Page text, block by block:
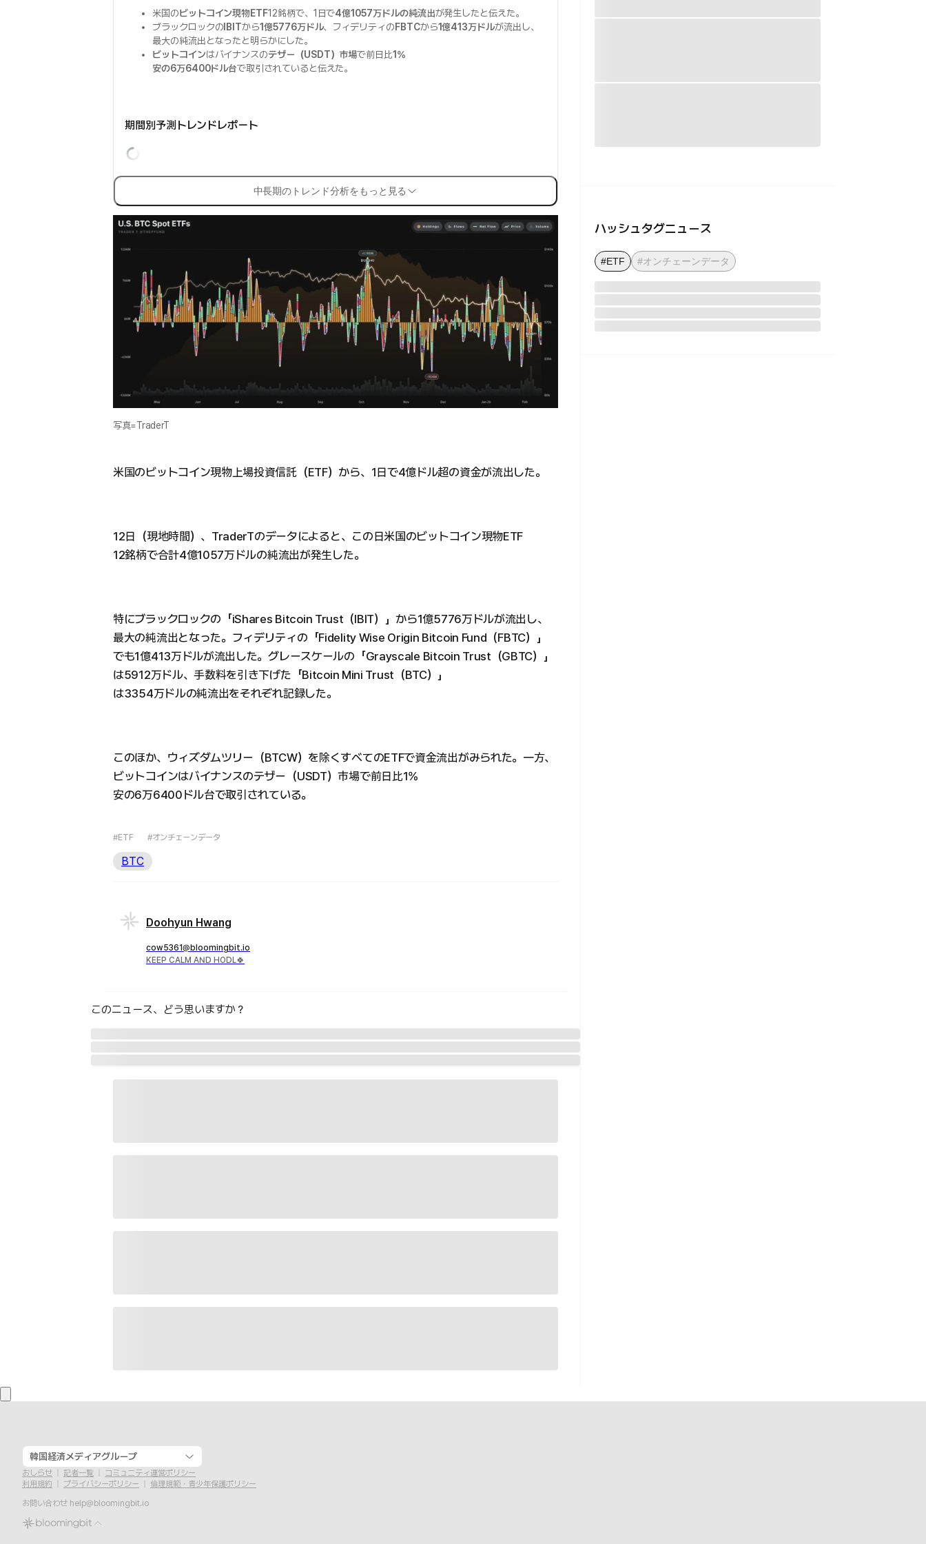
米国のビットコイン現物ETF12銘柄で、1日で4億1057万ドルの純流出が発生したと伝えた。
ブラックロックの IBITから1億5776万ドル、フィデリティのFBTCから1億413万ドルが流出し、
最大の純流出となったと明らかにした。
ビットコインはバイナンスのテザー（USDT）市場で前日比1%
安の6万6400ドル台で取引されていると伝えた。
期間別予測トレンドレポート
中長期のトレンド分析をもっと見る
写真=TraderT
米国のビットコイン現物上場投資信託（ETF）から、1日で4億ドル超の資金が流出した。
12日（現地時間）、TraderTのデータによると、この日米国のビットコイン現物ETF
12銘柄で合計4億1057万ドルの純流出が発生した。
特にブラックロックの「iShares Bitcoin Trust（IBIT）」から1億5776万ドルが流出し、
最大の純流出となった。フィデリティの「Fidelity Wise Origin Bitcoin Fund（FBTC）」
でも1億413万ドルが流出した。グレースケールの「Grayscale Bitcoin Trust（GBTC）」
は5912万ドル、手数料を引き下げた「Bitcoin Mini Trust（BTC）」
は3354万ドルの純流出をそれぞれ記録した。
このほか、ウィズダムツリー（BTCW）を除くすべてのETFで資金流出がみられた。一方、
ビットコインはバイナンスのテザー（USDT）市場で前日比1%
安の6万6400ドル台で取引されている。
#ETF #オンチェーンデータ
BTC
Doohyun Hwang
cow5361@bloomingbit.io
KEEP CALM AND HODL🍀
このニュース、どう思いますか？
ハッシュタグニュース
#ETF #オンチェーンデータ
韓国経済メディアグループ
おしらせ 記者一覧
コミュニティ運営ポリシー
利用規約
プライバシーポリシー
倫理規範・青少年保護ポリシー
お問い合わせ help@bloomingbit.io